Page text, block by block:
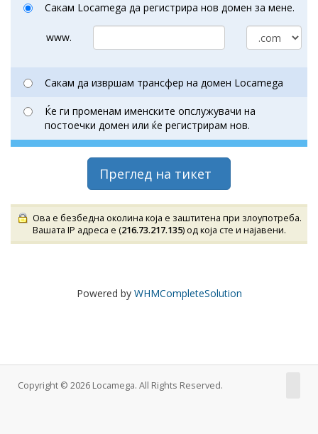
Сакам Locamega да регистрира нов домен за мене.
www.
Сакам да извршам трансфер на домен Locamega
Ќе ги променам именските опслужувачи на
постоечки домен или ќе регистрирам нов.
Преглед на тикет
Ова е безбедна околина која е заштитена при злоупотреба.
Вашата IP адреса е (216.73.217.135) од која сте и најавени.
Powered by WHMCompleteSolution
Copyright © 2026 Locamega. All Rights Reserved.